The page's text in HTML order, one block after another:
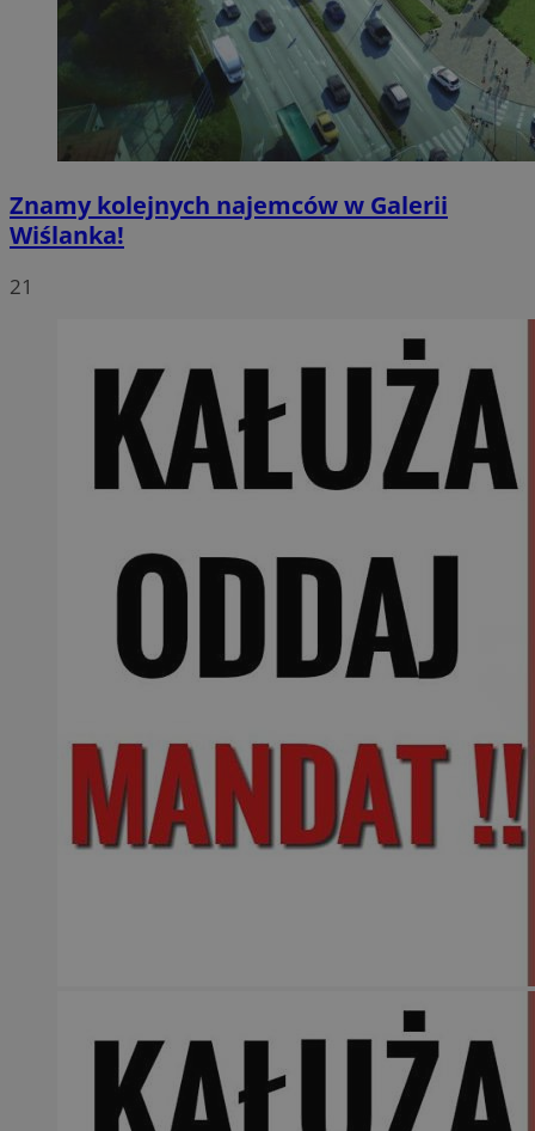
Znamy kolejnych najemców w Galerii
Wiślanka!
21